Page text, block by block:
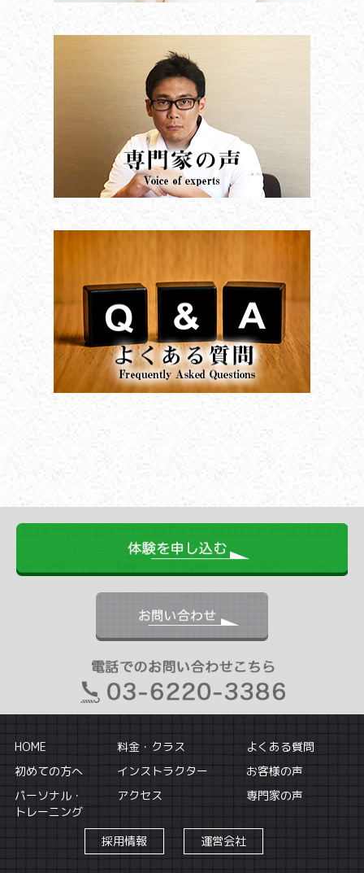
HOME 料金・クラス
よくある質問
初めての方へ
インストラクター
お客様の声
パーソナル・
トレーニング
アクセス 専門家の声
採用情報 運営会社